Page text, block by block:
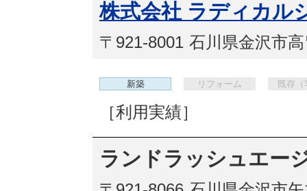
株式会社 ラディカル
〒921-8001 石川県金沢市
新築 リフォーム 既存（
［利用実績］
ランドラッシュエー